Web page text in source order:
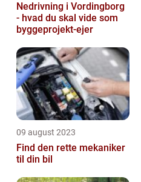
Nedrivning i Vordingborg
- hvad du skal vide som
byggeprojekt-ejer
09 august 2023
Find den rette mekaniker
til din bil